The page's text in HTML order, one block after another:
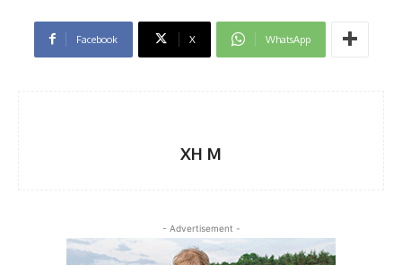
Facebook X WhatsApp
XH M
- Advertisement -